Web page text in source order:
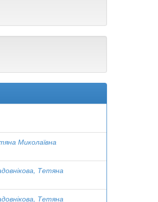
Миколаївна
Тетяна
Тетяна